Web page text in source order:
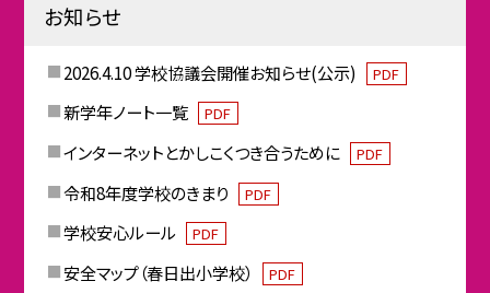
お知らせ
2026.4.10 学校協議会開催お知らせ(公示) PDF
新学年ノート一覧 PDF
インターネットとかしこくつき合うために PDF
令和8年度学校のきまり PDF
学校安心ルール PDF
安全マップ（春日出小学校） PDF